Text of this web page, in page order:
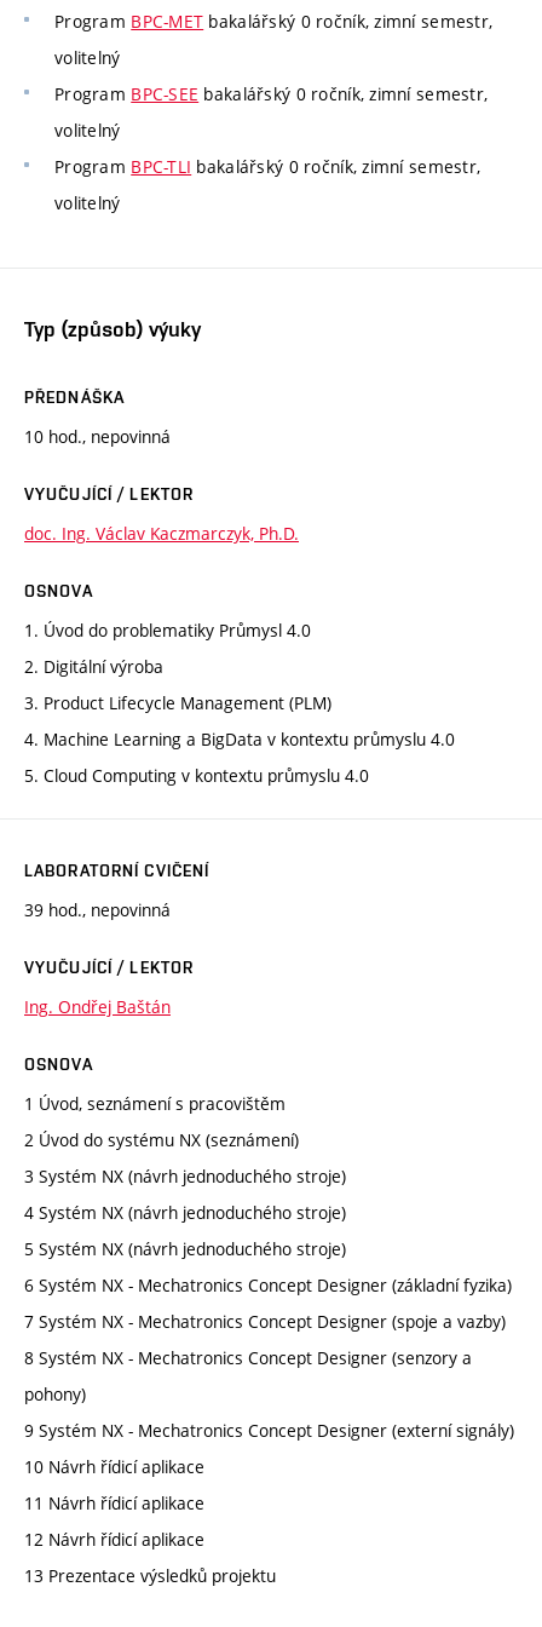
Program BPC-MET bakalářský 0 ročník, zimní semestr,
volitelný
Program BPC-SEE bakalářský 0 ročník, zimní semestr,
volitelný
Program BPC-TLI bakalářský 0 ročník, zimní semestr,
volitelný
Typ (způsob) výuky
PŘEDNÁŠKA
10 hod., nepovinná
VYUČUJÍCÍ / LEKTOR
doc. Ing. Václav Kaczmarczyk, Ph.D.
OSNOVA
1. Úvod do problematiky Průmysl 4.0
2. Digitální výroba
3. Product Lifecycle Management (PLM)
4. Machine Learning a BigData v kontextu průmyslu 4.0
5. Cloud Computing v kontextu průmyslu 4.0
LABORATORNÍ CVIČENÍ
39 hod., nepovinná
VYUČUJÍCÍ / LEKTOR
Ing. Ondřej Baštán
OSNOVA
1 Úvod, seznámení s pracovištěm
2 Úvod do systému NX (seznámení)
3 Systém NX (návrh jednoduchého stroje)
4 Systém NX (návrh jednoduchého stroje)
5 Systém NX (návrh jednoduchého stroje)
6 Systém NX - Mechatronics Concept Designer (základní fyzika)
7 Systém NX - Mechatronics Concept Designer (spoje a vazby)
8 Systém NX - Mechatronics Concept Designer (senzory a
pohony)
9 Systém NX - Mechatronics Concept Designer (externí signály)
10 Návrh řídicí aplikace
11 Návrh řídicí aplikace
12 Návrh řídicí aplikace
13 Prezentace výsledků projektu